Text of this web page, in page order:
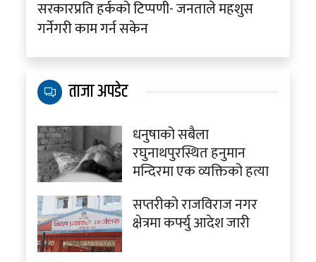
सरकारप्रति हर्कको टिप्पणी- जनताले महशुस
गर्नेगरी काम गर्न सकेन
ताजा अपडेट
धनुषाको सबैला
रघुनाथपुरस्थित हनुमान
मन्दिरमा एक व्यक्तिको हत्या
सप्तरीको राजविराज नगर
क्षेत्रमा कर्फ्यु आदेश जारी